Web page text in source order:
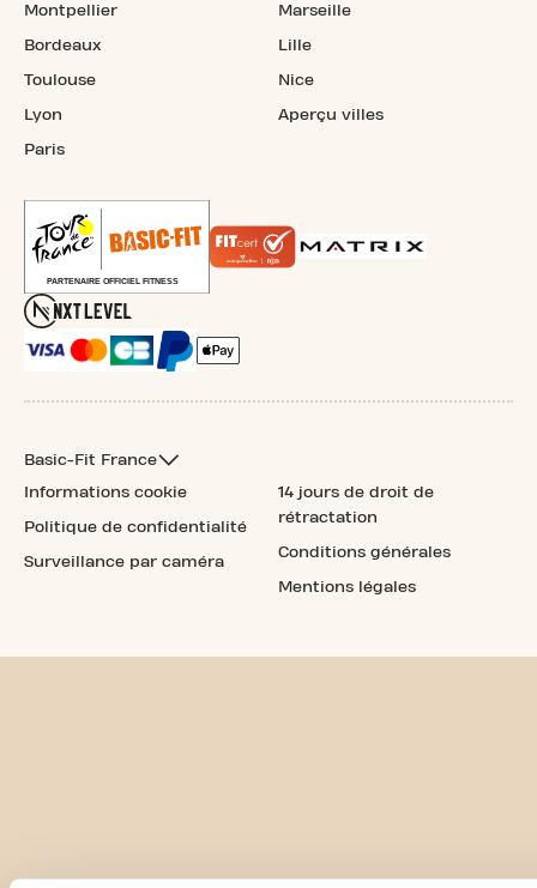
Montpellier
Bordeaux
Toulouse
Lyon
Paris
Marseille
Lille
Nice
Aperçu villes
Basic-Fit France
Informations cookie
Politique de confidentialité
Surveillance par caméra
14 jours de droit de
rétractation
Conditions générales
Mentions légales